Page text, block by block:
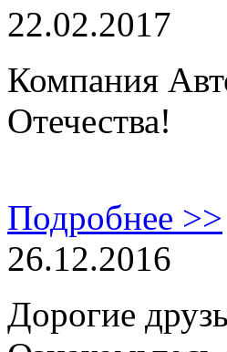
22.02.2017
Компания
Отечества!
Подробнее >>
26.12.2016
Дорогие